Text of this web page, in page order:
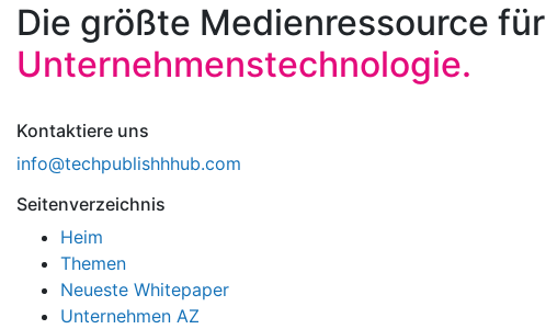
Die größte Medienressource für
Unternehmenstechnologie.
Kontaktiere uns
info@techpublishhhub.com
Seitenverzeichnis
Heim
Themen
Neueste Whitepaper
Unternehmen AZ